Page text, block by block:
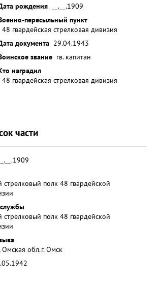
рождения
__.__.1909
пересыльный пункт
48 гвардейская стрелковая дивизия
документа 29.04.1943
звание гв. капитан
наградил
48 гвардейская стрелковая дивизия
части
__.__.1909
стрелковый полк 48 гвардейской
стрелковый полк 48 гвардейской
обл.г. Омск